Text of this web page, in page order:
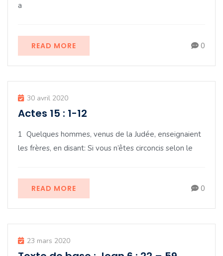
a
READ MORE 0
30 avril 2020
Actes 15 : 1-12
1 Quelques hommes, venus de la Judée, enseignaient
les frères, en disant: Si vous n’êtes circoncis selon le
READ MORE 0
23 mars 2020